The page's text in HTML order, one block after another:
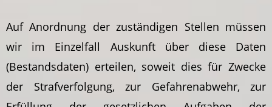
Auf Anordnung der zuständigen Stellen müssen
wir im Einzelfall Auskunft über diese Daten
(Bestandsdaten) erteilen, soweit dies für Zwecke
der Strafverfolgung, zur Gefahrenabwehr, zur